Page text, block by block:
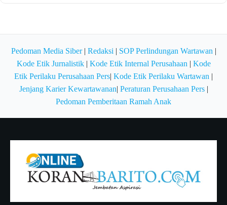
Pedoman Media Siber| Redaksi | SOP Perlindungan Wartawan |
Kode Etik Jurnalistik| Kode Etik Internal Perusahaan | Kode
Etik Perilaku Perusahaan Pers| Kode Etik Perilaku Wartawan |
Jenjang Karier Kewartawanan| Peraturan Perusahaan Pers|
Pedoman Pemberitaan Ramah Anak